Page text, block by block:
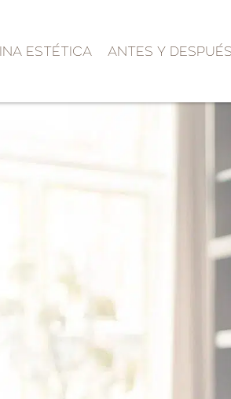
ESTÉTICA ANTES Y DESPUÉS